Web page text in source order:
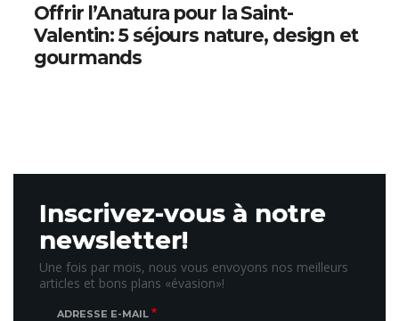
Offrir l’Anatura pour la Saint-
Valentin: 5 séjours nature, design et
gourmands
Inscrivez-vous à notre
newsletter!
Une fois par mois, nous vous envoyons nos meilleurs
articles et bons plans «évasion»!
ADRESSE E-MAIL